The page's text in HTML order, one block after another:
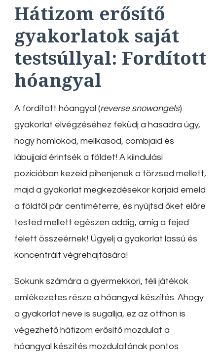
Hátizom erősítő
gyakorlatok saját
testsúllyal: Fordított
hóangyal
A fordított hóangyal (reverse snowangels)
gyakorlat elvégzéséhez feküdj a hasadra úgy,
hogy homlokod, mellkasod, combjaid és
lábujjaid érintsék a földet! A kiindulási
pozícióban kezeid pihenjenek a törzsed mellett,
majd a gyakorlat megkezdésekor karjaid emeld
a földtől pár centiméterre, és nyújtsd őket előre
tested mellett egészen addig, amíg a fejed
felett összeérnek! Ügyelj a gyakorlat lassú és
koncentrált végrehajtására!
Sokunk számára a gyermekkori, téli játékok
emlékezetes része a hóangyal készítés. Ahogy
a gyakorlat neve is sugallja, ez az otthon is
végezhető hátizom erősítő mozdulat a
hóangyal készítés mozdulatának pontos